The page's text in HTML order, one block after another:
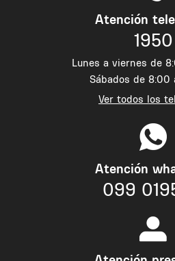
Atención
1950
Lunes a viernes de
Sábados de 8:00
Ver todos los
Atención
099